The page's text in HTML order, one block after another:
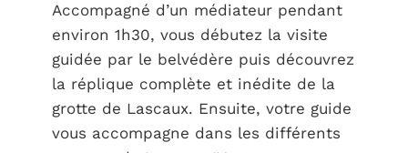
Accompagné d’un médiateur pendant
environ 1h30, vous débutez la visite
guidée par le belvédère puis découvrez
la réplique complète et inédite de la
grotte de Lascaux. Ensuite, votre guide
vous accompagne dans les différents